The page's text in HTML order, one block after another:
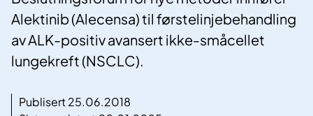
Alektinib (Alecensa) til førstelinjebehandling
av ALK-positiv avansert ikke-småcellet
lungekreft (NSCLC).
Publisert 25.06.2018